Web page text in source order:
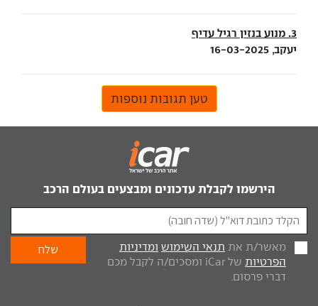
3. מנוע בנזין רגיל עדיף
יעקב, 16-03-2025
טען תגובות נוספות
הירשמו לקבלת עדכונים ומבצעים בעולם הרכב
מאשר/ת את תנאי השימוש ומדיניות
הפרטיות
של iCar ומסכים/ה לקבל מכם
דברי פרסום.